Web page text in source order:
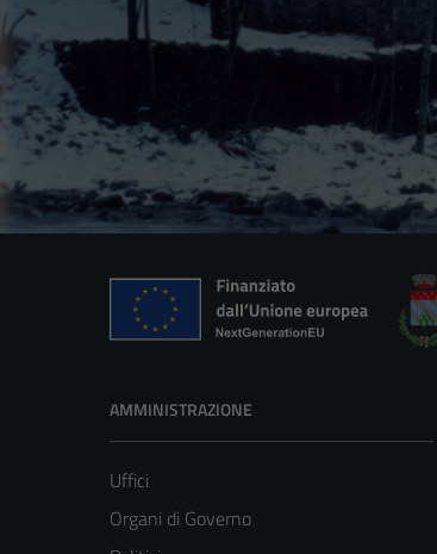
AMMINISTRAZIONE
Uffici
Organi di Governo